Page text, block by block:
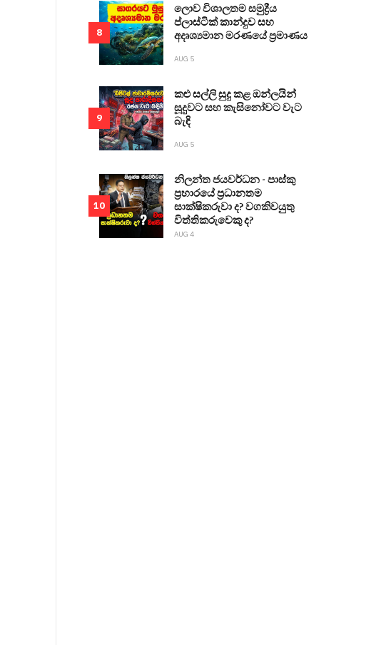
8
ලොව විශාලතම සමුද්‍රීය
ප්ලාස්ටික් කාන්දුව සහ
අදෘශ්‍යමාන මරණයේ ප්‍රමාණය
AUG 5
9
කළු සල්ලි සුදු කළ ඔන්ලයින්
සූදුවට සහ කැසිනෝවට වැට
බැඳි
AUG 5
10
නිලන්ත ජයවර්ධන - පාස්කු
ප්‍රහාරයේ ප්‍රධානතම
සාක්ෂිකරුවා ද? වගකිවයුතු
විත්තිකරුවෙකු ද?
AUG 4